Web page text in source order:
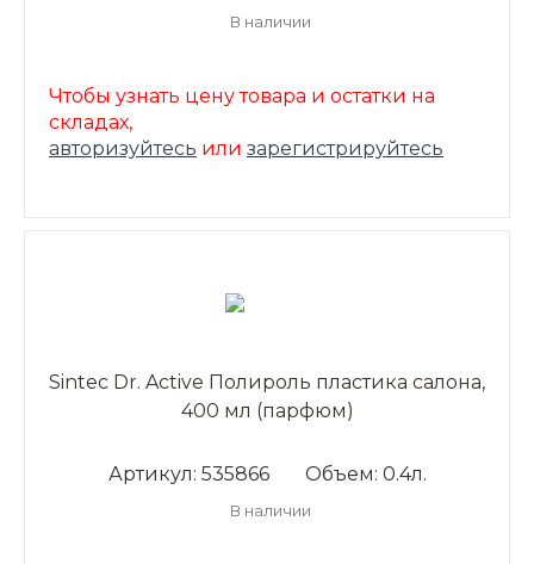
В наличии
Чтобы узнать цену товара и остатки на
складах,
авторизуйтесь или зарегистрируйтесь
Sintec Dr. Active Полироль пластика салона,
400 мл (парфюм)
Артикул: 535866 Объем: 0.4л.
В наличии